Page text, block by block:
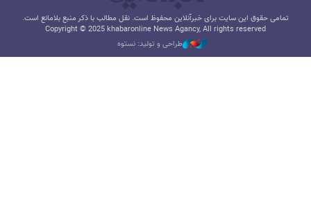
تمامی حقوق این سایت برای خبرآنلاین محفوظ است. نقل مطالب با ذکر منبع بلامانع است.
Copyright © 2025 khabaronline News Agancy, All rights reserved
طراحی و تولید: نستوه